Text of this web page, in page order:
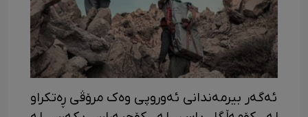
ئەگەر بیرمەندانی ئەوروپی وەک مرۆڤی ڕەتکراو